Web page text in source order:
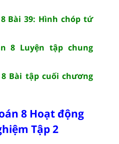
Bài 39: Hình chóp tứ
8 Luyện tập chung
Bài tập cuối chương
8 Hoạt động
Tập 2